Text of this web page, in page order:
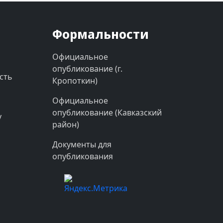
Формальности
Официальное
опубликование (г.
Кропоткин)
Официальное
опубликование (Кавказский
район)
Документы для
опубликования